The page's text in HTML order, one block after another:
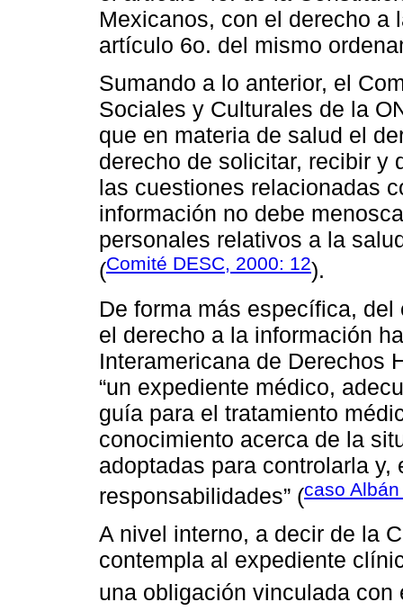
Mexicanos, con el derecho a
artículo 6o. del mismo
Sumando a lo anterior, el
Sociales y Culturales de la
que en materia de salud el
derecho de solicitar, recibir y
las cuestiones relacionadas
información no debe
personales relativos a la
(Comité DESC, 2000: 12).
De forma más específica,
el derecho a la información
Interamericana de Derechos
“un expediente médico,
guía para el tratamiento
conocimiento acerca de la
adoptadas para controlarla
responsabilidades” (caso
A nivel interno, a decir de la
contempla al expediente
una obligación vinculada